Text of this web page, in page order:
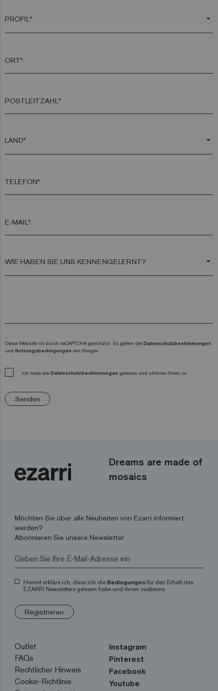
arrow_drop_down
ORT*
POSTLEITZAHL*
arrow_drop_down
TELEFON*
E-MAIL*
arrow_drop_down
Diese Website ist durch reCAPTCHA geschützt. Es gelten die Datenschutzbestimmungen
und Nutzungsbedingungen von Google.
Ich habe die Datenschutzbestimmungen gelesen und stimme ihnen zu
Senden
Dreams are made of
mosaics
Möchten Sie über alle Neuheiten von Ezarri informiert
werden?
Abonnieren Sie unsere Newsletter
Hiermit erkläre ich, dass ich die Bedingungen für den Erhalt des
EZARRI Newsletters gelesen habe und ihnen zustimme.
Registrieren
Outlet
FAQs
Rechtlicher Hinweis
Cookie-Richtlinie
Instagram
Pinterest
Facebook
Youtube